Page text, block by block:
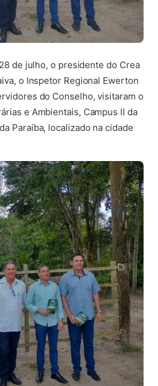
de julho, o presidente do Crea
o Inspetor Regional Ewerton
do Conselho, visitaram o
e Ambientais, Campus II da
Paraíba, localizado na cidade